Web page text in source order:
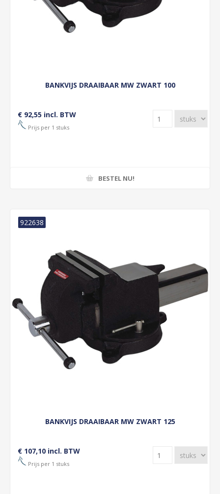
BANKVIJS DRAAIBAAR MW ZWART 100
€ 92,55 incl. BTW
Prijs per 1 stuks
BESTEL NU!
BANKVIJS DRAAIBAAR MW ZWART 125
922638
€ 107,10 incl. BTW
Prijs per 1 stuks